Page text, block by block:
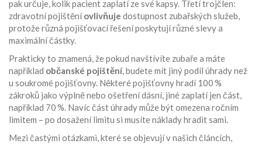
pak určuje, kolik pacient zaplatí ze své kapsy. Třetí trojčlen:
zdravotní pojištění ovlivňuje dostupnost zubařských služeb,
protože různá pojišťovací řešení poskytují různé slevy a
maximální částky.
Prakticky to znamená, že pokud navštívíte zubaře a máte
například občanské pojištění, budete mít jiný podíl úhrady než
u soukromé pojišťovny. Některé pojišťovny hradí 100 %
zákroků jako výplně nebo ošetření dásní, jiné zaplatí jen část,
například 70 %. Navíc část úhrady může být omezena ročním
limitem – po dosažení limitu si musíte náklady hradit sami.
Mezi častými otázkami, které se objevují v našich článcích,